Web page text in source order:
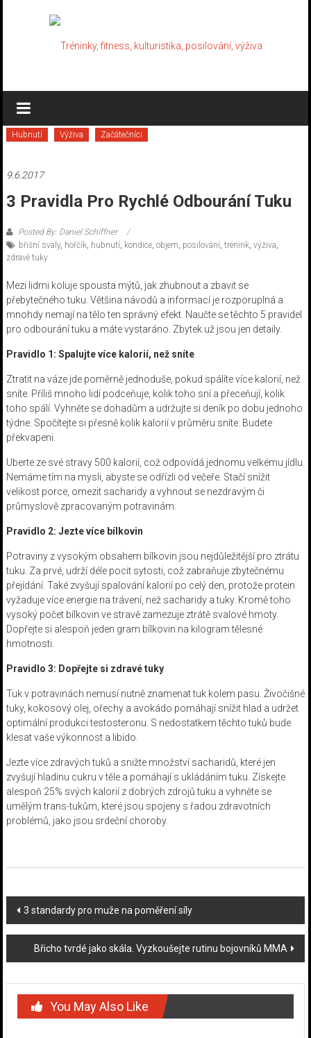
Tréninky,
fitness,
kulturistika,
posilování,
výživa
cviky,
fitness,
tréninky,..
Hubnutí Výživa Začátečníci
9.6.2017
3 Pravidla Pro Rychlé Odbourání Tuku
Posted By: Daniel Schiffner
břišní svaly, hořčík, hubnutí, kondice, objem, posilování, trénink, výživa,
zdravé tuky
Mezi lidmi koluje spousta mýtů, jak zhubnout a zbavit se
přebytečného tuku. Většina návodů a informací je rozporuplná a
mnohdy nemají na tělo ten správný efekt. Naučte se těchto 5 pravidel
pro odbourání tuku a máte vystaráno. Zbytek už jsou jen detaily.
Pravidlo 1: Spalujte více kalorií, než sníte
Ztratit na váze jde poměrně jednoduše, pokud spálíte více kalorií, než
sníte. Příliš mnoho lidí podceňuje, kolik toho sní a přeceňují, kolik
toho spálí. Vyhněte se dohadům a udržujte si deník po dobu jednoho
týdne. Spočítejte si přesně kolik kalorií v průměru sníte. Budete
překvapeni.
Uberte ze své stravy 500 kalorií, což odpovídá jednomu velkému jídlu.
Nemáme tím na mysli, abyste se odřízli od večeře. Stačí snížit
velikost porce, omezit sacharidy a vyhnout se nezdravým či
průmyslově zpracovaným potravinám.
Pravidlo 2: Jezte více bílkovin
Potraviny z vysokým obsahem bílkovin jsou nejdůležitější pro ztrátu
tuku. Za prvé, udrží déle pocit sytosti, což zabraňuje zbytečnému
přejídání. Také zvyšují spalování kalorií po celý den, protože protein
vyžaduje více energie na trávení, než sacharidy a tuky. Kromě toho
vysoký počet bílkovin ve stravě zamezuje ztrátě svalové hmoty.
Dopřejte si alespoň jeden gram bílkovin na kilogram tělesné
hmotnosti.
Pravidlo 3: Dopřejte si zdravé tuky
Tuk v potravinách nemusí nutně znamenat tuk kolem pasu. Živočišné
tuky, kokosový olej, ořechy a avokádo pomáhají snížit hlad a udržet
optimální produkci testosteronu. S nedostatkem těchto tuků bude
klesat vaše výkonnost a libido.
Jezte více zdravých tuků a snižte množství sacharidů, které jen
zvyšují hladinu cukru v těle a pomáhají s ukládáním tuku. Získejte
alespoň 25% svých kalorií z dobrých zdrojů tuku a vyhněte se
umělým trans-tukům, které jsou spojeny s řadou zdravotních
problémů, jako jsou srdeční choroby.
Post
navigation
3 standardy pro muže na poměření síly
Břicho tvrdé jako skála. Vyzkoušejte rutinu bojovníků MMA
You May Also Like